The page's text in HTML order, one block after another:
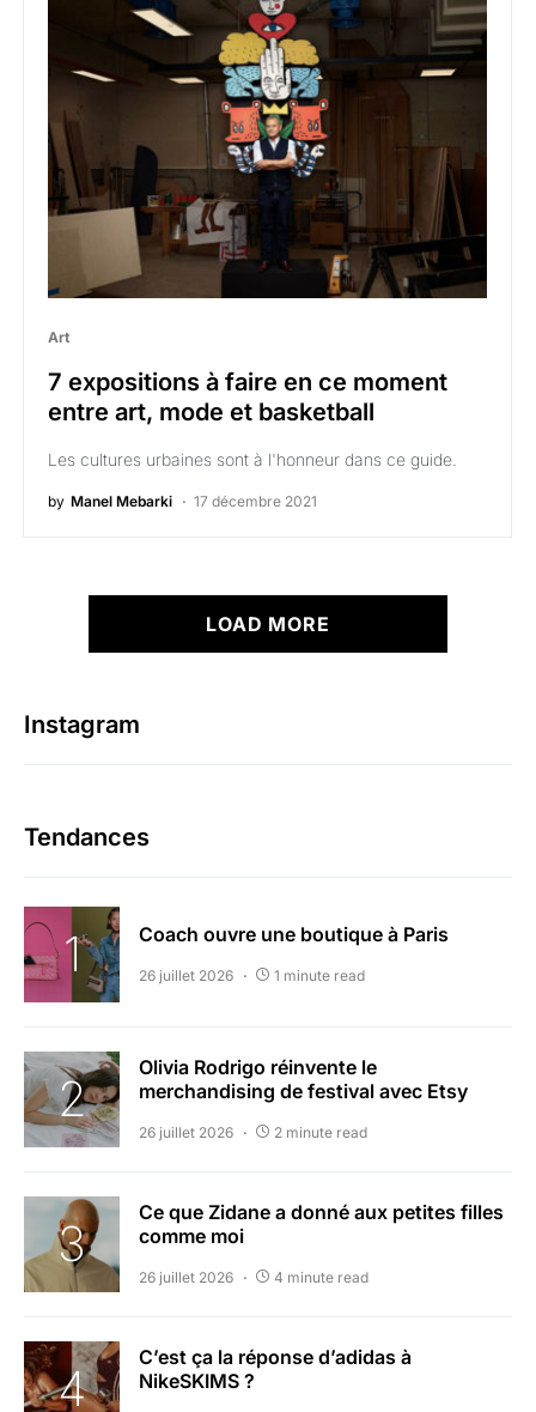
Art
7 expositions à faire en ce moment
entre art, mode et basketball
Les cultures urbaines sont à l'honneur dans ce guide.
by Manel Mebarki 17 décembre 2021
LOAD MORE
Instagram
Tendances
Coach ouvre une boutique à Paris
26 juillet 2026 1 minute read
Olivia Rodrigo réinvente le
merchandising de festival avec Etsy
26 juillet 2026 2 minute read
Ce que Zidane a donné aux petites filles
comme moi
26 juillet 2026 4 minute read
C’est ça la réponse d’adidas à
NikeSKIMS ?